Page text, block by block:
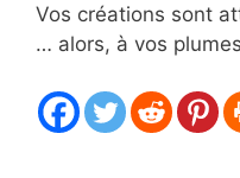
Vos créations sont
… alors, à vos